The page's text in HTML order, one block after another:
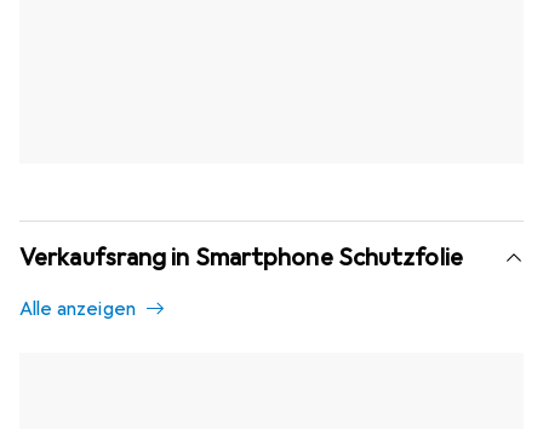
Verkaufsrang in Smartphone Schutzfolie
Alle anzeigen